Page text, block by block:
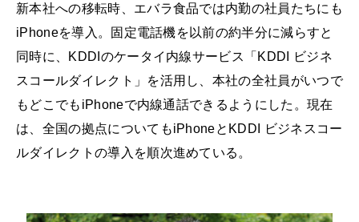
新本社への移転時、エバラ食品では内勤の社員たちにも
iPhoneを導入。固定電話機を以前の約半分に減らすと
同時に、KDDIのケータイ内線サービス「KDDI ビジネ
スコールダイレクト」を活用し、本社の全社員がいつで
もどこでもiPhoneで内線通話できるようにした。現在
は、全国の拠点についてもiPhoneとKDDI ビジネスコー
ルダイレクトの導入を順次進めている。